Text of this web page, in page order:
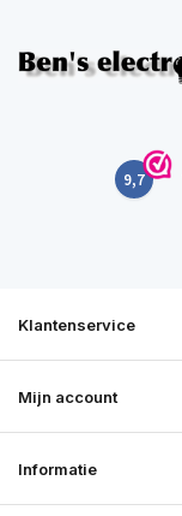
9,7
Klantenservice
Mijn account
Informatie